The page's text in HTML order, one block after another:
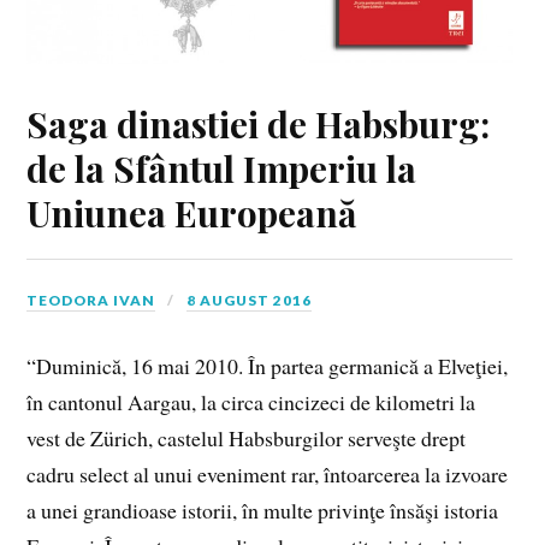
Saga dinastiei de Habsburg:
de la Sfântul Imperiu la
Uniunea Europeană
TEODORA IVAN 8 AUGUST 2016
“Duminică, 16 mai 2010. În partea germanică a Elveţiei,
în cantonul Aargau, la circa cincizeci de kilometri la
vest de Zürich, castelul Habsburgilor serveşte drept
cadru select al unui eveniment rar, întoarcerea la izvoare
a unei gran­dioase istorii, în multe privinţe însăşi istoria